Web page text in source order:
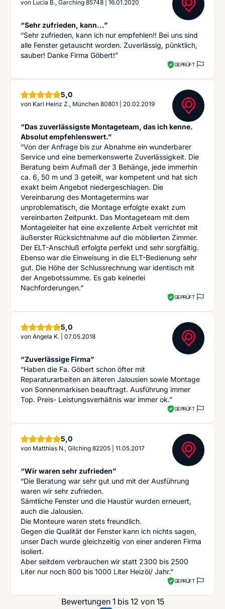
von Lucia B., Garching 85748 16.01.2020
“Sehr zufrieden, kann...”
“Sehr zufrieden, kann ich nur empfehlen!! Bei uns sind
alle Fenster getauscht worden. Zuverlässig, pünktlich,
sauber! Danke Firma Göbert!”
GEPRÜFT
5,0Sterne
von Karl Heinz Z., München 80801 20.02.2019
“Das zuverlässigste Montageteam, das ich kenne.
Absolut empfehlenswert.”
“Von der Anfrage bis zur Abnahme ein wunderbarer
Service und eine bemerkenswerte Zuverlässigkeit. Die
Beratung beim Aufmaß der 3 Behänge, jede immerhin
ca. 6, 50 m und 3 geteilt, war kompetent und hat sich
exakt beim Angebot niedergeschlagen. Die
Vereinbarung des Montagetermins war
unproblematisch, die Montage erfolgte exakt zum
vereinbarten Zeitpunkt. Das Montageteam mit dem
Montageleiter hat eine exzellente Arbeit verrichtet mit
äußerster Rücksichtnahme auf die möblierten Zimmer.
Der ELT-Anschluß erfolgte perfekt und sehr sorgfältig.
Ebenso war die Einweisung in die ELT-Bedienung sehr
gut. Die Höhe der Schlussrechnung war identisch mit
der Angebotssumme. Es gab keinerlei
Nachforderungen.”
GEPRÜFT
5,0Sterne
von Angela K. 07.05.2018
“Zuverlässige Firma”
“Haben die Fa. Göbert schon öfter mit
Reparaturarbeiten an älteren Jalousien sowie Montage
von Sonnenmarkisen beauftragt. Ausführung immer
Top. Preis- Leistungsverhältnis war immer ok.”
GEPRÜFT
5,0Sterne
von Matthias N., Gilching 82205 11.05.2017
“Wir waren sehr zufrieden”
“Die Beratung war sehr gut und mit der Ausführung
waren wir sehr zufrieden.
Sämtliche Fenster und die Haustür wurden erneuert,
auch die Jalousien.
Die Monteure waren stets freundlich.
Gegen die Qualität der Fenster kann ich nichts sagen,
unser Dach wurde gleichzeitig von einer anderen Firma
isoliert.
Aber seitdem verbrauchen wir statt 2300 bis 2500
Liter nur noch 800 bis 1000 Liter Heizöl/ Jahr.”
GEPRÜFT
Bewertungen 1 bis 12 von 15